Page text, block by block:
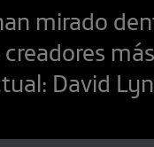
mirado
David